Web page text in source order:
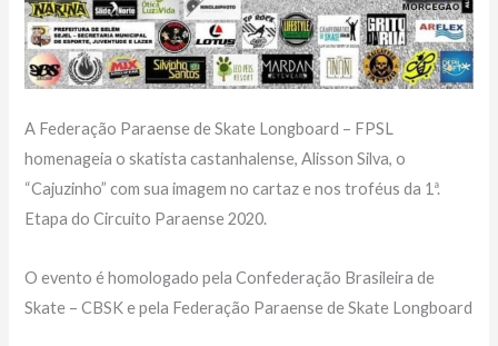
A Federação Paraense de Skate Longboard – FPSL
homenageia o skatista castanhalense, Alisson Silva, o
“Cajuzinho” com sua imagem no cartaz e nos troféus da 1ª.
Etapa do Circuito Paraense 2020.
O evento é homologado pela Confederação Brasileira de
Skate – CBSK e pela Federação Paraense de Skate Longboard